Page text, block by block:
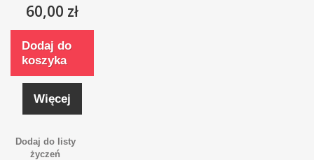
60,00 zł
Dodaj do
koszyka
Więcej
Dodaj do listy
życzeń